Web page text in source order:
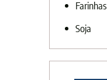
Farinhas
Soja